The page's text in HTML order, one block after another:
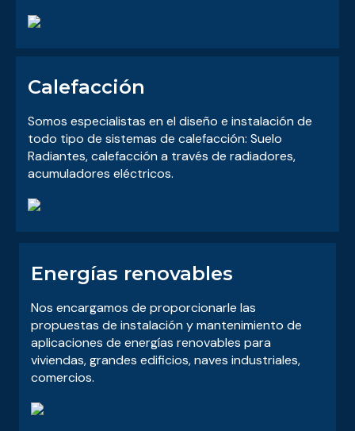
Calefacción
Somos especialistas en el diseño e instalación de
todo tipo de sistemas de calefacción: Suelo
Radiantes, calefacción a través de radiadores,
acumuladores eléctricos.
Energías renovables
Nos encargamos de proporcionarle las
propuestas de instalación y mantenimiento de
aplicaciones de energías renovables para
viviendas, grandes edificios, naves industriales,
comercios.